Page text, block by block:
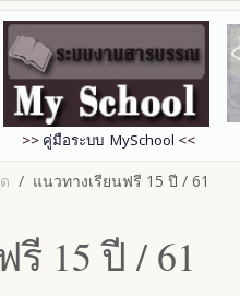
>> คู่มือระบบ MySchool <<
แนวทางเรียนฟรี 15 ปี / 61
15 ปี / 61